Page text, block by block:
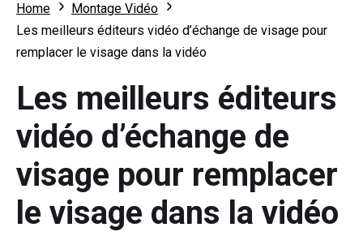
Nouveautés
Montage multipiste
Rapport hauteur/largeur
Réglage de la vitesse/Inversion
Tailler/Fendre/Récolter
Ressources
Astuces d’édition vidéo
Enregistreur d'écran
Convertisseur vidéo
Téléchargeur de vidéos en ligne
Home
Montage Vidéo
Les meilleurs éditeurs vidéo d’échange de visage pour
remplacer le visage dans la vidéo
Les meilleurs éditeurs
vidéo d’échange de
visage pour remplacer
le visage dans la vidéo